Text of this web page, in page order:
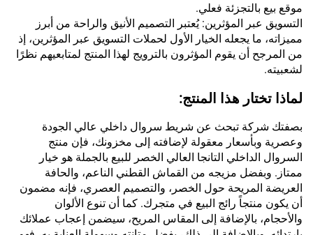
موقع بيع بالتجزئة فعلي.
التسويق عبر المؤثرين: يُعتبر التصميم الأنيق والراحة من أبرز
مميزاته، ما يجعله الخيار الأول لحملات التسويق عبر المؤثرين، إذ
من المرجح أن يقوم المؤثرون بالترويج لهذا المنتج لمتابعيهم نظرًا
لشعبيته.
لماذا تختار هذا المنتج:
بصفتك شركة تبحث عن شريط سروال داخلي عالي الجودة
وعصرية وبأسعار معقولة لإضافته إلى مخزونك، فإن منتج
السروال الداخلي التانجا العالي الخصر للبيع بالجملة هو خيار
ممتاز. وبفضل مزيجه من القماش القطني الناعم، والحافة
العريضة المريحة حول الخصر، والتصميم العصري، فإنه مضمون
أن يكون منتجاً رائج البيع في متجرك. كما أن تنوع الألوان
والأحجام، بالإضافة إلى المقاس المريح، سيضمن إعجاب عملائك